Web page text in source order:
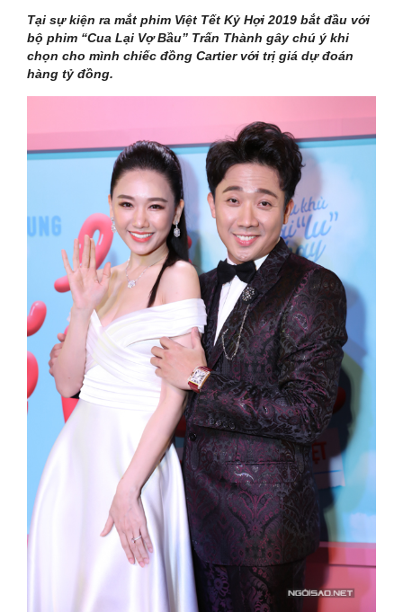
Tại sự kiện ra mắt phim Việt Tết Kỷ Hợi 2019 bắt đầu với
bộ phim “Cua Lại Vợ Bầu” Trấn Thành gây chú ý khi
chọn cho mình chiếc đồng Cartier với trị giá dự đoán
hàng tỷ đồng.